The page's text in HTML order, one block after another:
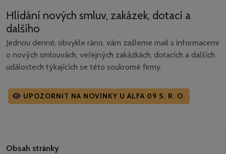
Hlídání nových smluv, zakázek, dotací a
dalšího
Jednou denně, obvykle ráno, vám zašleme mail s informacemi
o nových smlouvách, veřejných zakázkách, dotacích a dalších
událostech týkajících se této soukromé firmy.
UPOZORNIT NA NOVINKY U ALFA 09 S. R. O.
Obsah stránky